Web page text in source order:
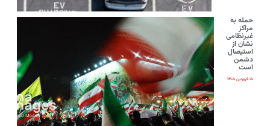
حمله به
مراکز
غیرنظامی
نشان از
استیصال
دشمن
است
۱۵ فروردین ۱۴۰۵